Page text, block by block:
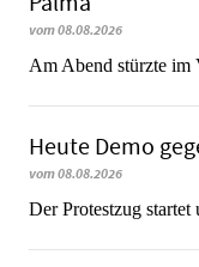
vom 08.08.2026
Am Abend stürzte im
Heute Demo
vom 08.08.2026
Der Protestzug